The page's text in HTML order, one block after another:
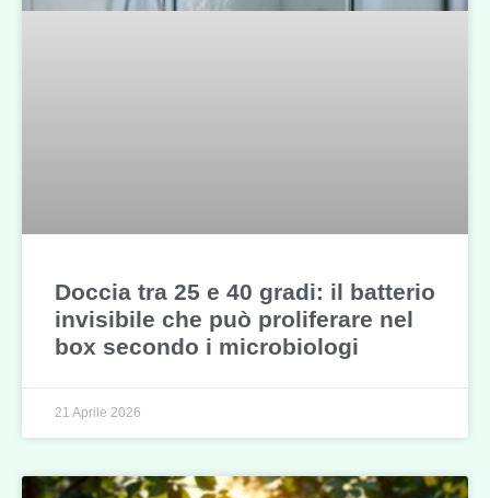
Doccia tra 25 e 40 gradi: il batterio
invisibile che può proliferare nel
box secondo i microbiologi
21 Aprile 2026